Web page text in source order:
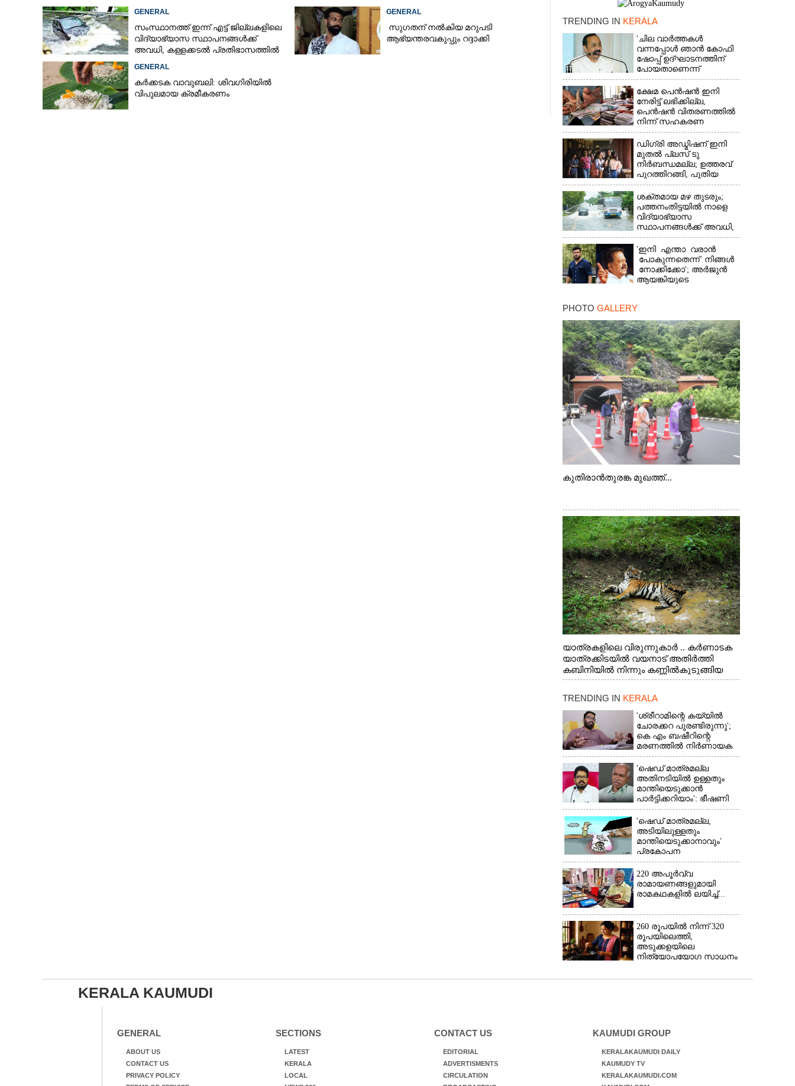
GENERAL
സംസ്ഥാനത്ത് ഇന്ന് എട്ട് ജില്ലകളിലെ
വിദ്യാഭ്യാസ സ്ഥാപനങ്ങൾക്ക്
അവധി, കള്ളക്കടൽ പ്രതിഭാസത്തിൽ
GENERAL
സുഗതന് നൽകിയ മറുപടി
ആഭ്യന്തരവകുപ്പും റദ്ദാക്കി
GENERAL
കർക്കടക വാവുബലി: ശിവഗിരിയിൽ
വിപുലമായ ക്രമീകരണം
TRENDING IN KERALA
'ചില വാർത്തകൾ
വന്നപ്പോൾ ഞാൻ കോഫി
ഷോപ്പ് ഉദ്ഘാടനത്തിന്
പോയതാണെന്ന്
വിചാരിച്ചു, 400 കോടിയുടെ
പ്രോജക്ടാണ് അത്'
ക്ഷേമ പെൻഷൻ ഇനി
നേരിട്ട് ലഭിക്കില്ല,​
പെൻഷൻ വിതരണത്തിൽ
നിന്ന് സഹകരണ
ബാങ്കുകളെ ഒഴിവാക്കി
ഡിഗ്രി അഡ്മിഷന് ഇനി
മുതൽ പ്ലസ് ടു
നിർബന്ധമല്ല; ഉത്തരവ്
പുറത്തിറങ്ങി, പുതിയ
മാറ്റങ്ങൾ അറിയാം
ശക്തമായ മഴ തുടരും;
പത്തനംതിട്ടയിൽ നാളെ
വിദ്യാഭ്യാസ
സ്ഥാപനങ്ങൾക്ക് അവധി,​
ജില്ലയിൽ ഇന്ന് റെ‌ഡും
നാളെ ഓറഞ്ചും അലർട്ട്
'ഇനി എന്താ വരാൻ
പോകുന്നതെന്ന് നിങ്ങൾ
നോക്കിക്കോ'; അർജുൻ
ആയങ്കിയുടെ
PHOTO GALLERY
കുതിരാൻതുരങ്ക മുഖത്ത്...
യാത്രകളിലെ വിരുന്നുകാർ .. കർണാടക
യാത്രക്കിടയിൽ വയനാട് അതിർത്തി
കബിനിയിൽ നിന്നും കണ്ണിൽകുടുങ്ങിയ
കടുവ.
TRENDING IN KERALA
'ശ്രീറാമിന്റെ കയ്യിൽ
ചോരക്കറ പുരണ്ടിരുന്നു';
കെ എം ബഷീറിന്റെ
മരണത്തിൽ നിർണായക
മൊഴിയുമായി ദൃക്‌സാക്ഷി
'ഷെഡ് മാത്രമല്ല
അതിനടിയിൽ ഉള്ളതും
മാന്തിയെടുക്കാൻ
പാർട്ടിക്കറിയാം': ഭീഷണി
പ്രസംഗവുമായി കെ കെ
രാഗേഷ്
'ഷെഡ് മാത്രമല്ല,
അടിയിലുള്ളതും
മാന്തിയെടുക്കാനാവും'
പ്രകോപന
പ്രസംഗവുമായി കെ.കെ.
രാഗേഷ്
220 അപൂർവ്വ
രാമായണങ്ങളുമായി
രാമകഥകളിൽ ലയിച്ച്...
260 രൂപയിൽ നിന്ന് 320
രൂപയിലെത്തി,
അടുക്കളയിലെ
നിത്യോപയോഗ സാധനം
KERALA KAUMUDI
GENERAL
ABOUT US
CONTACT US
PRIVACY POLICY
SECTIONS
LATEST
KERALA
LOCAL
CONTACT US
EDITORIAL
ADVERTISMENTS
CIRCULATION
KAUMUDI GROUP
KERALAKAUMUDI DAILY
KAUMUDY TV
KERALAKAUMUDI.COM
×